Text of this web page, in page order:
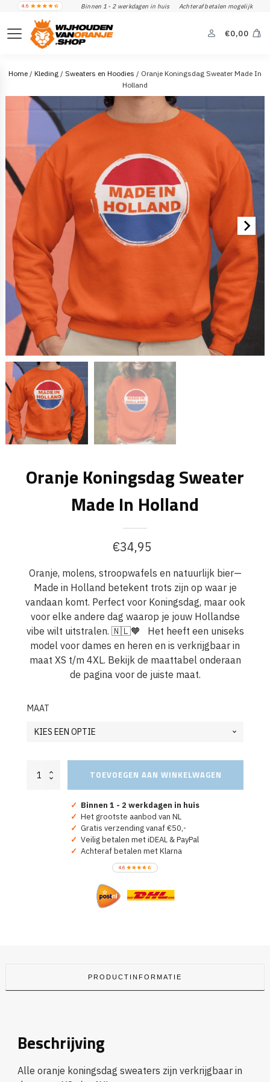
Binnen 1 - 2 werkdagen in huis Achteraf betalen mogelijk
€0,00
Home / Kleding / Sweaters en Hoodies / Oranje Koningsdag Sweater Made In
Holland
Oranje Koningsdag Sweater
Made In Holland
€34,95
Oranje, molens, stroopwafels en natuurlijk bier—
Made in Holland betekent trots zijn op waar je
vandaan komt. Perfect voor Koningsdag, maar ook
voor elke andere dag waarop je jouw Hollandse
vibe wilt uitstralen. 🇳🇱🧡 Het heeft een uniseks
model voor dames en heren en is verkrijgbaar in
maat XS t/m 4XL. Bekijk de maattabel onderaan
de pagina voor de juiste maat.
MAAT
Oranje
Koningsdag
TOEVOEGEN AAN WINKELWAGEN
✓ Binnen 1 - 2 werkdagen in huis
✓ Het grootste aanbod van NL
✓ Gratis verzending vanaf €50,-
✓ Veilig betalen met iDEAL & PayPal
✓ Achteraf betalen met Klarna
PRODUCTINFORMATIE
Beschrijving
Alle oranje koningsdag sweaters zijn verkrijgbaar in